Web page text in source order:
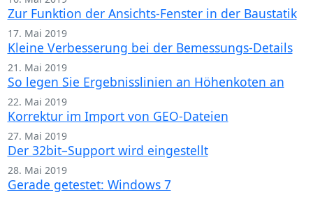
Zur Funktion der Ansichts-Fenster in der Baustatik
17. Mai 2019
Kleine Verbesserung bei der Bemessungs-Details
21. Mai 2019
So legen Sie Ergebnisslinien an Höhenkoten an
22. Mai 2019
Korrektur im Import von GEO-Dateien
27. Mai 2019
Der 32bit–Support wird eingestellt
28. Mai 2019
Gerade getestet: Windows 7